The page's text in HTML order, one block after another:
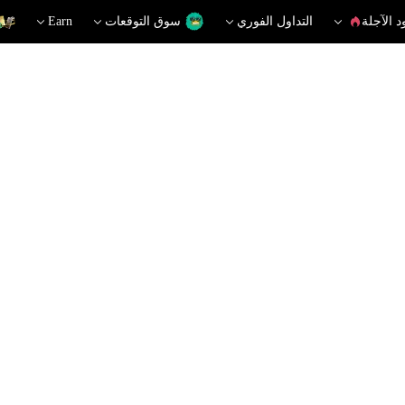
الآجلة التداول الفوري سوق التوقعات Earn